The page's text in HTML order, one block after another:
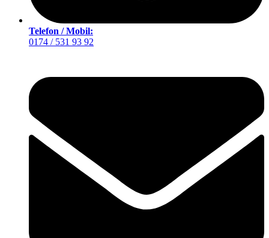
Telefon / Mobil:
0174 / 531 93 92